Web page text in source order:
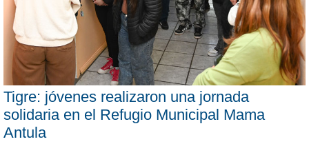
Tigre: jóvenes realizaron una jornada
solidaria en el Refugio Municipal Mama
Antula